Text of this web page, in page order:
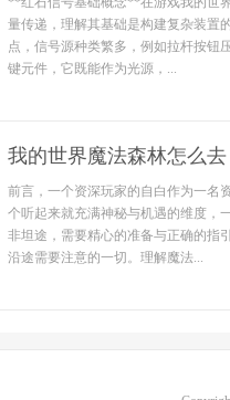
量传递，理解其基础是构建复杂装置
点，信号源种类繁多，例如拉杆按钮
键元件，它既能作为光源，...
我的世界魔法森林怎么
前言，一个资深玩家的自白作为一名
个听起来就充满神秘与机遇的维度，
非坦途，需要精心的准备与正确的指
沿途需要注意的一切。理解魔法...